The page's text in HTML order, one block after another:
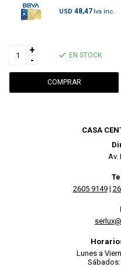
USD 48,47
+
-
EN STOCK
CASA
Av.
2605 9149|
Lunes a
Sábados: